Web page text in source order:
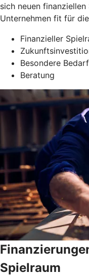
sich neuen
Unternehmen fit für
Finanzieller
Besondere
Beratung
Spielraum